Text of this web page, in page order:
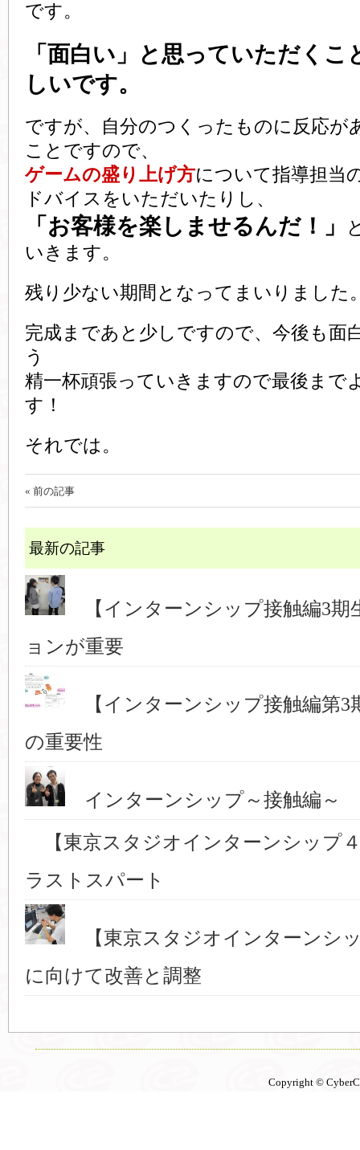
です。
「面白い」と思っていただく
しいです。
ですが、自分のつくったものに反応が
ことですので、
ゲームの盛り上げ方について指導担当
ドバイスをいただいたりし、
「お客様を楽しませるんだ！」
いきます。
残り少ない期間となってまいりました
完成まであと少しですので、今後も面
う
精一杯頑張っていきますので最後まで
す！
それでは。
« 前の記事
最新の記事
【インターンシップ接触編3期
ョンが重要
【インターンシップ接触編第3
の重要性
インターンシップ～接触編
【東京スタジオインターンシップ
ラストスパート
【東京スタジオインターンシ
に向けて改善と調整
Copyright ©